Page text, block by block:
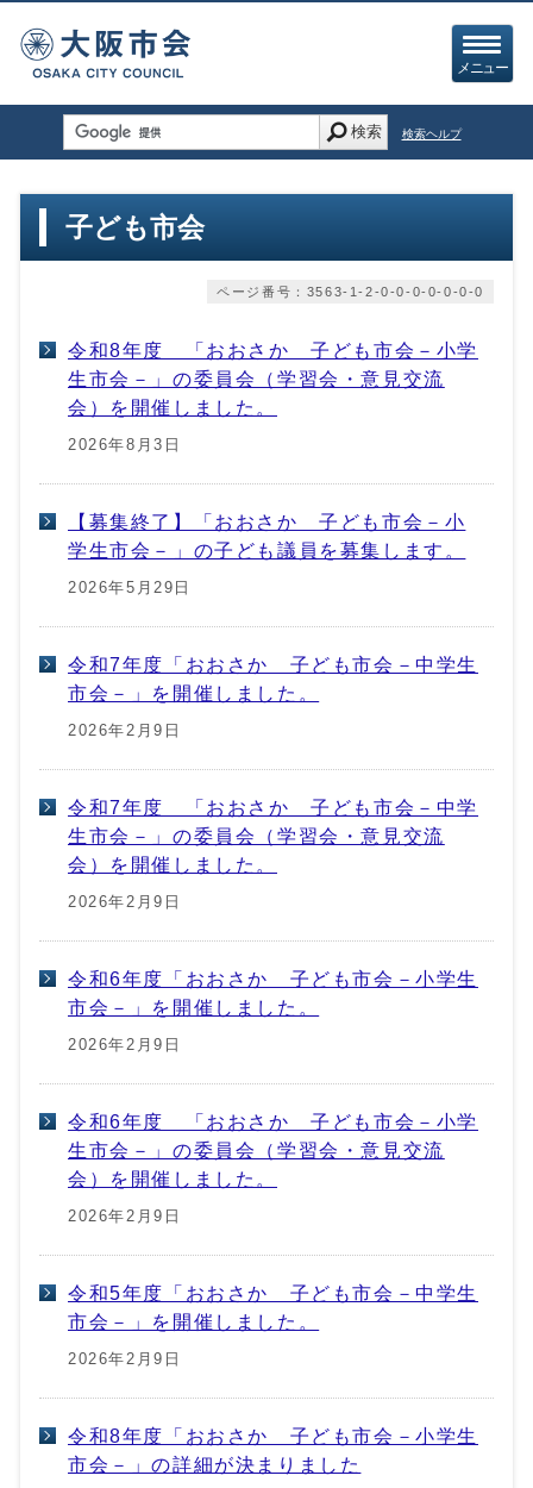
メニュー
検索 検索ヘルプ
子ども市会
ページ番号：3563-1-2-0-0-0-0-0-0-0
令和8年度 「おおさか 子ども市会－小学
生市会－」の委員会（学習会・意見交流
会）を開催しました。
2026年8月3日
【募集終了】「おおさか 子ども市会－小
学生市会－」の子ども議員を募集します。
2026年5月29日
令和7年度「おおさか 子ども市会－中学生
市会－」を開催しました。
2026年2月9日
令和7年度 「おおさか 子ども市会－中学
生市会－」の委員会（学習会・意見交流
会）を開催しました。
2026年2月9日
令和6年度「おおさか 子ども市会－小学生
市会－」を開催しました。
2026年2月9日
令和6年度 「おおさか 子ども市会－小学
生市会－」の委員会（学習会・意見交流
会）を開催しました。
2026年2月9日
令和5年度「おおさか 子ども市会－中学生
市会－」を開催しました。
2026年2月9日
令和8年度「おおさか 子ども市会－小学生
市会－」の詳細が決まりました